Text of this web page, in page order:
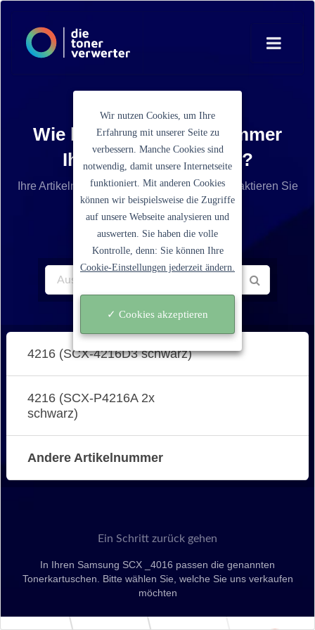
Wie lautet die Artikelnummer
Ihrer Tonerkartusche?
Ihre Artikelnummer ist nicht aufgelistet? Kontaktieren Sie
unseren Service.
4216 (SCX-4216D3 schwarz)
4216 (SCX-P4216A 2x
schwarz)
Andere Artikelnummer
Ein Schritt zurück gehen
In Ihren Samsung SCX _4016 passen die genannten
Tonerkartuschen. Bitte wählen Sie, welche Sie uns verkaufen
möchten
Wir nutzen Cookies, um Ihre
Erfahrung mit unserer Seite zu
verbessern. Manche Cookies sind
notwendig, damit unsere Internetseite
funktioniert. Mit anderen Cookies
können wir beispielsweise die Zugriffe
auf unsere Webseite analysieren und
auswerten. Sie haben die volle
Kontrolle, denn: Sie können Ihre
Cookie-Einstellungen jederzeit ändern.
✓ Cookies akzeptieren